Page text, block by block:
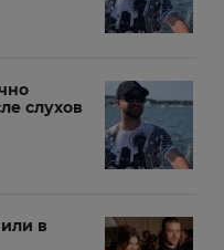
слухов
в